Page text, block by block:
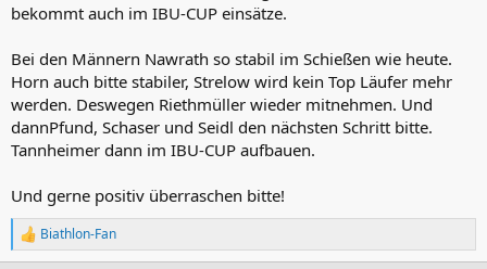
bekommt auch im IBU-CUP einsätze.
Bei den Männern Nawrath so stabil im Schießen wie heute.
Horn auch bitte stabiler, Strelow wird kein Top Läufer mehr
werden. Deswegen Riethmüller wieder mitnehmen. Und
dannPfund, Schaser und Seidl den nächsten Schritt bitte.
Tannheimer dann im IBU-CUP aufbauen.
Und gerne positiv überraschen bitte!
R
e
Biathlon-Fan